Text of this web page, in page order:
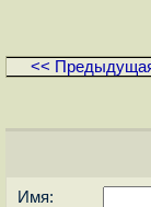
<<
Имя: